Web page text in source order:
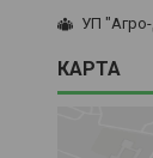
УП
КАРТА